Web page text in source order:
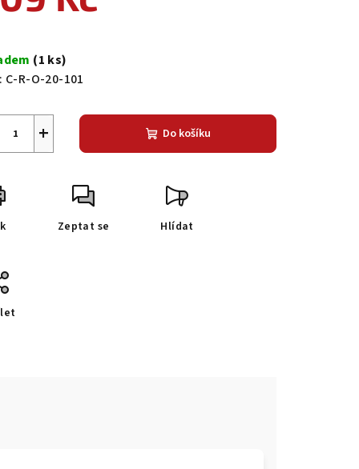
(1 ks)
C-R-O-20-101
+ Do košíku
Zeptat se Hlídat